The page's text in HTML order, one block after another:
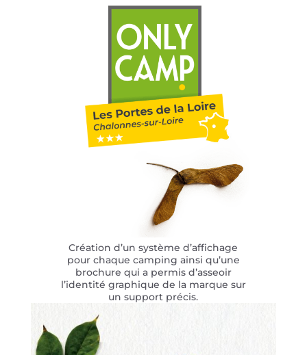
Création d’un système d’affichage
pour chaque camping ainsi qu’une
brochure qui a permis d’asseoir
l’identité graphique de la marque sur
un support précis.